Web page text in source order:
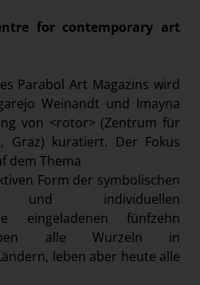
for contemporary art
Parabol Art Magazins wird
Weinandt und Imayna
von <rotor> (Zentrum für
Graz) kuratiert. Der Fokus
dem Thema
Form der symbolischen
und individuellen
eingeladenen fünfzehn
alle Wurzeln in
leben aber heute alle